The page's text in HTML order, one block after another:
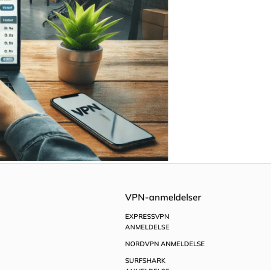
VPN-anmeldelser
EXPRESSVPN
ANMELDELSE
NORDVPN ANMELDELSE
SURFSHARK